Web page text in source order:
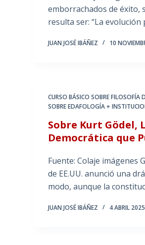
emborrachados de éxito,
resulta ser: “La
JUAN JOSÉ IBÁÑEZ 10
CURSO BÁSICO SOBRE FILOSOFÍA
SOBRE EDAFOLOGÍA +
Sobre Kurt Gödel,
Democrática que
Fuente: Colaje imágenes
de EE.UU. anunció una
modo, aunque la
JUAN JOSÉ IBÁÑEZ 4 ABRIL 2025